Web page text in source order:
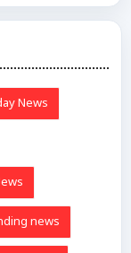
News
news